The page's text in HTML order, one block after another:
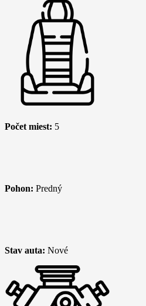
Počet miest: 5
Pohon: Predný
Stav auta: Nové